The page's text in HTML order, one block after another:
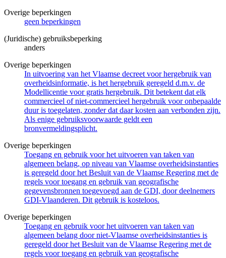
Overige beperkingen
geen beperkingen
(Juridische) gebruiksbeperking
anders
Overige beperkingen
In uitvoering van het Vlaamse decreet voor hergebruik van
overheidsinformatie, is het hergebruik geregeld d.m.v. de
Modellicentie voor gratis hergebruik. Dit betekent dat elk
commercieel of niet-commercieel hergebruik voor onbepaalde
duur is toegelaten, zonder dat daar kosten aan verbonden zijn.
Als enige gebruiksvoorwaarde geldt een
bronvermeldingsplicht.
Overige beperkingen
Toegang en gebruik voor het uitvoeren van taken van
algemeen belang, op niveau van Vlaamse overheidsinstanties
is geregeld door het Besluit van de Vlaamse Regering met de
regels voor toegang en gebruik van geografische
gegevensbronnen toegevoegd aan de GDI, door deelnemers
GDI-Vlaanderen. Dit gebruik is kosteloos.
Overige beperkingen
Toegang en gebruik voor het uitvoeren van taken van
algemeen belang door niet-Vlaamse overheidsinstanties is
geregeld door het Besluit van de Vlaamse Regering met de
regels voor toegang en gebruik van geografische